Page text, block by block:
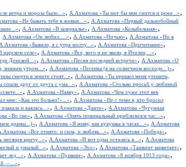
ветра и мороза было...», А.Ахматова «Ты мог бы мне снится и реже...»,
«Не бывать тебе в живых...», А.Ахматова «Первый дальнобойный
, А.Ахматова «В зазеркалье», А.Ахматова «Колыбельная»,
А.Ахматова «Он любил.....», А.Ахматова «Ночью», А.Ахматова «Но я
А.Ахматова «Бывало, я с утра молчу...», А.Ахматова «Причитание»,
селе», А.Ахматова «Все, кого и не звали, в Италии,...»,
Донской...», А.Ахматова «Песня последней встречи», А.Ахматова «О
зимним утром...», А.Ахматова «Песенка (я на солнечном восходе...)»,
смерти в зените стоят...», А.Ахматова «Ты пришел меня утешить,
друг от друга с ума...», А.Ахматова «Столько просьб у любимой
, А.Ахматова «Наяву», А.Ахматова «Чем хуже этот век
мне: «Как это больно!»...», А.Ахматова «Не с теми я, кто бросил
и каялась...», А.Ахматова «Данте», А.Ахматова «Чугунная
«Во сне», А.Ахматова «Опять поминальный приблизился час...»,
драмы...)», А.Ахматова «Я живу, как кукушка в часах...», А.Ахматова
«Все отнято: и сила, и любовь...», А.Ахматова «Победа»,
месяцев кричу...», А.Ахматова «И вот одна осталась я...», А.Ахматова
и унылый...», А.Ахматова «Эхо», А.Ахматова «Ташкент зацветает»,
лед...», А.Ахматова «Пушкин», А.Ахматова «8 ноября 1913 года»,
—...»,